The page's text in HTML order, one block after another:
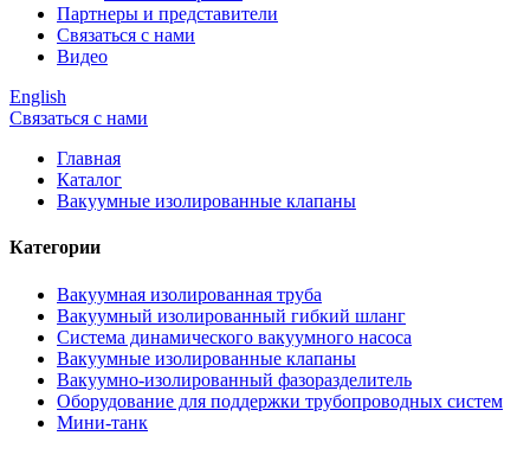
Партнеры и представители
Связаться с нами
Видео
English
Связаться с нами
Главная
Каталог
Вакуумные изолированные клапаны
Категории
Вакуумная изолированная труба
Вакуумный изолированный гибкий шланг
Система динамического вакуумного насоса
Вакуумные изолированные клапаны
Вакуумно-изолированный фазоразделитель
Оборудование для поддержки трубопроводных систем
Мини-танк